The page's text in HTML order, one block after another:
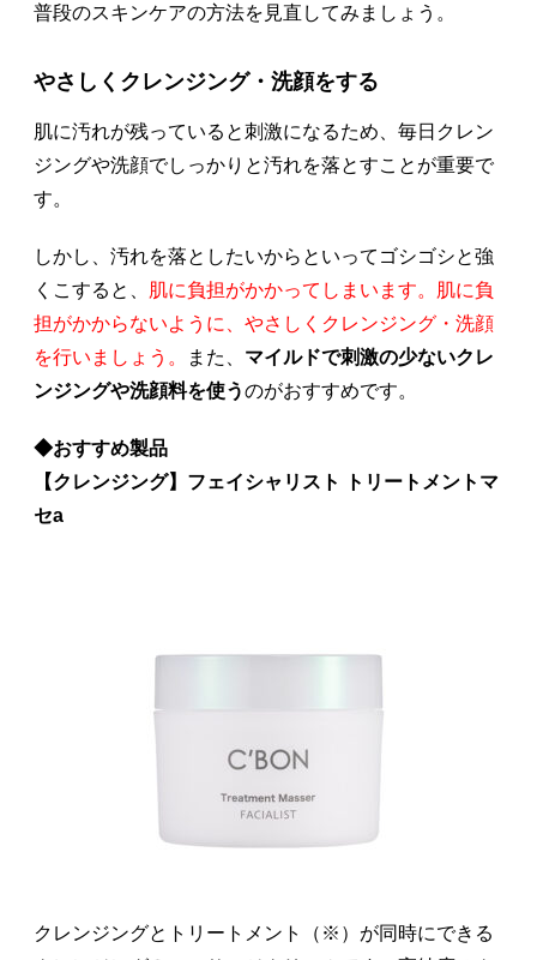
普段のスキンケアの方法を見直してみましょう。
やさしくクレンジング・洗顔をする
肌に汚れが残っていると刺激になるため、毎日クレン
ジングや洗顔でしっかりと汚れを落とすことが重要で
す。
しかし、汚れを落としたいからといってゴシゴシと強
くこすると、 肌に負担がかかってしまいます。肌に負
担がかからないように、やさしくクレンジング・洗顔
を行いましょう。
また、 マイルドで刺激の少ないクレ
ンジングや洗顔料を使うのがおすすめです。
◆おすすめ製品
【クレンジング】フェイシャリスト トリートメントマ
セa
クレンジングとトリートメント（※）が同時にできる